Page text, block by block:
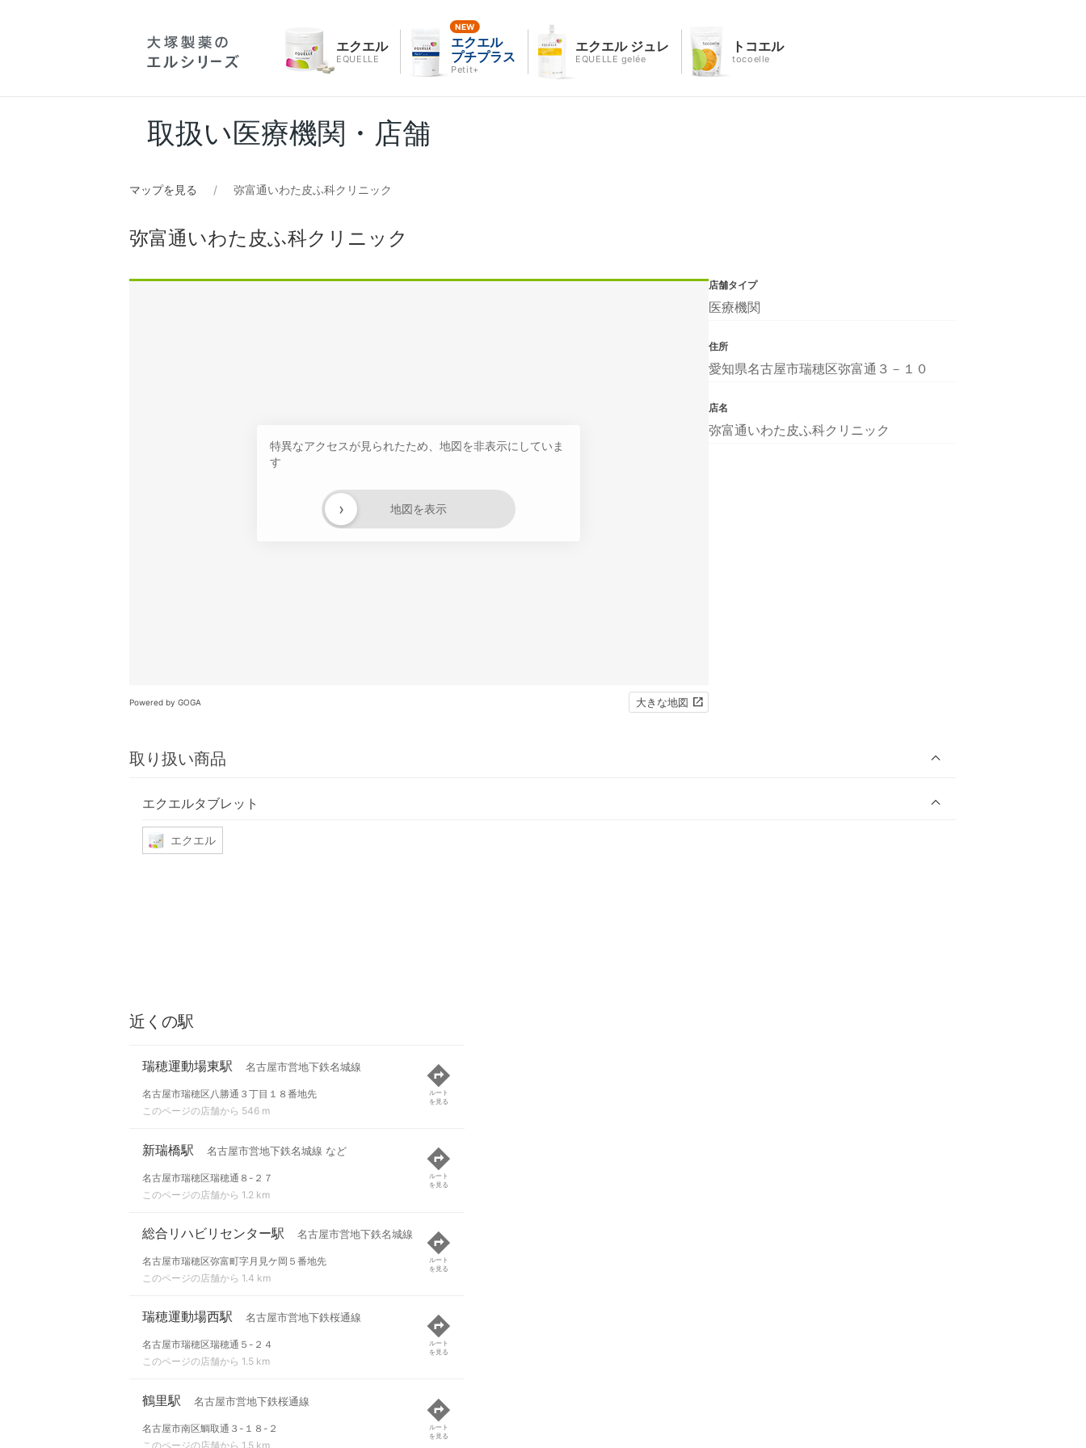
エクエル
EQUELLE
エクエル
プチプラス
Petit+
エクエル ジュレ
EQUELLE gelée
トコエル
tocoelle
取扱い医療機関・店舗
マップを見る 弥富通いわた皮ふ科クリニック
弥富通いわた皮ふ科クリニック
特異なアクセスが見られたため、地図を非表示にしていま
す
地図を表示
›
Powered by GOGA 大きな地図
取り扱い商品
エクエルタブレット
エクエル
店舗タイプ
医療機関
住所
愛知県名古屋市瑞穂区弥富通３－１０
店名
弥富通いわた皮ふ科クリニック
近くの駅
瑞穂運動場東駅 名古屋市営地下鉄名城線
名古屋市瑞穂区八勝通３丁目１８番地先
このページの店舗から 546 m
ルート
を見る
新瑞橋駅 名古屋市営地下鉄名城線 など
名古屋市瑞穂区瑞穂通８-２７
このページの店舗から 1.2 km
ルート
を見る
総合リハビリセンター駅 名古屋市営地下鉄名城線
名古屋市瑞穂区弥富町字月見ケ岡５番地先
このページの店舗から 1.4 km
ルート
を見る
瑞穂運動場西駅 名古屋市営地下鉄桜通線
名古屋市瑞穂区瑞穂通５-２４
このページの店舗から 1.5 km
ルート
を見る
鶴里駅 名古屋市営地下鉄桜通線
名古屋市南区鯛取通３-１８-２
このページの店舗から 1.5 km
ルート
を見る